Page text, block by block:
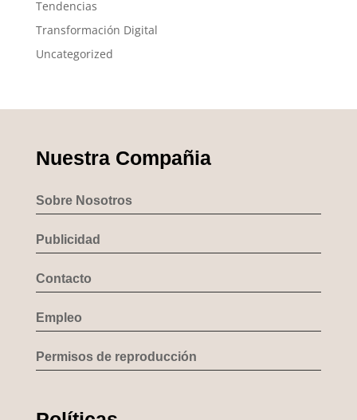
Tendencias
Transformación Digital
Uncategorized
Nuestra Compañia
Sobre Nosotros
Publicidad
Contacto
Empleo
Permisos de reproducción